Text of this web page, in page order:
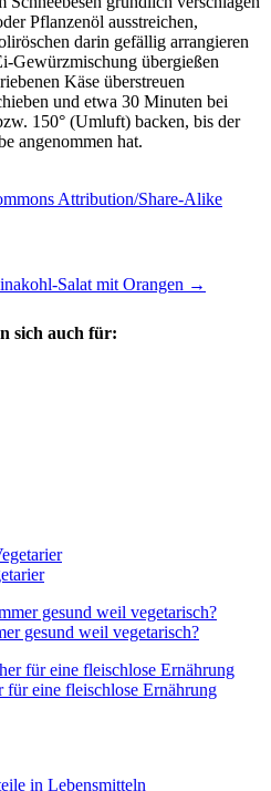
Pflanzenöl ausstreichen,
darin gefällig arrangieren
Gewürzmischung übergießen
Käse überstreuen
und etwa 30 Minuten bei
150° (Umluft) backen, bis der
angenommen hat.
Attribution/Share-Alike
Salat mit Orangen →
sich auch für:
gesund weil vegetarisch?
für eine fleischlose Ernährung